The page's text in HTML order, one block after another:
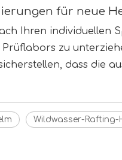
für neue
Ihren individuellen
zu
dass die
Wildwasser-Rafting-